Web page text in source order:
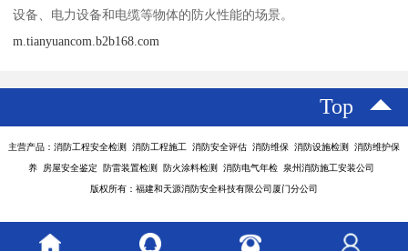
设备、电力设备和电缆等物体的防火性能的场景。
m.tianyuancom.b2b168.com
Top
主营产品：消防工程安全检测 消防工程施工 消防安全评估 消防维保 消防设施检测 消防维护保
养 房屋安全鉴定 防雷装置检测 防火涂料检测 消防电气年检 泉州消防施工安装公司
版权所有：福建和天源消防安全科技有限公司厦门分公司